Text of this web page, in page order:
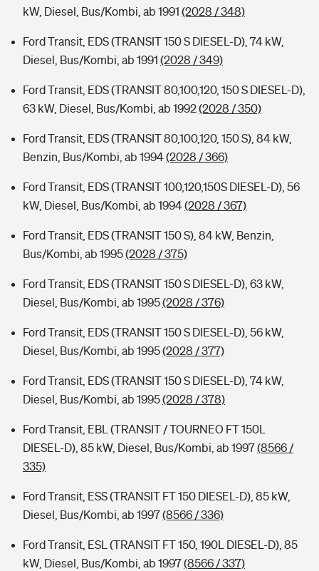
kW, Diesel, Bus/Kombi, ab 1991 (2028 / 348)
Ford Transit, EDS (TRANSIT 150 S DIESEL-D), 74 kW,
Diesel, Bus/Kombi, ab 1991 (2028 / 349)
Ford Transit, EDS (TRANSIT 80,100,120, 150 S DIESEL-D),
63 kW, Diesel, Bus/Kombi, ab 1992(2028 / 350)
Ford Transit, EDS (TRANSIT 80,100,120, 150 S), 84 kW,
Benzin, Bus/Kombi, ab 1994(2028 / 366)
Ford Transit, EDS (TRANSIT 100,120,150S DIESEL-D), 56
kW, Diesel, Bus/Kombi, ab 1994(2028 / 367)
Ford Transit, EDS (TRANSIT 150 S), 84 kW, Benzin,
Bus/Kombi, ab 1995(2028 / 375)
Ford Transit, EDS (TRANSIT 150 S DIESEL-D), 63 kW,
Diesel, Bus/Kombi, ab 1995(2028 / 376)
Ford Transit, EDS (TRANSIT 150 S DIESEL-D), 56 kW,
Diesel, Bus/Kombi, ab 1995(2028 / 377)
Ford Transit, EDS (TRANSIT 150 S DIESEL-D), 74 kW,
Diesel, Bus/Kombi, ab 1995(2028 / 378)
Ford Transit, EBL (TRANSIT / TOURNEO FT 150L
DIESEL-D), 85 kW, Diesel, Bus/Kombi, ab 1997(8566 /
335)
Ford Transit, ESS (TRANSIT FT 150 DIESEL-D), 85 kW,
Diesel, Bus/Kombi, ab 1997(8566 / 336)
Ford Transit, ESL (TRANSIT FT 150, 190L DIESEL-D), 85
kW, Diesel, Bus/Kombi, ab 1997(8566 / 337)